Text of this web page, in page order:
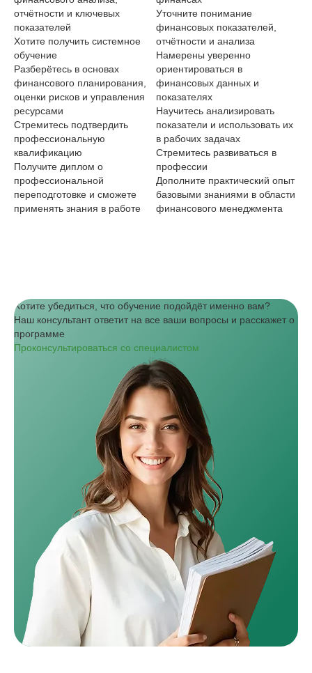
отчётности и ключевых
показателей
Хотите получить системное
обучение
Разберётесь в основах
финансового планирования,
оценки рисков и управления
ресурсами
Стремитесь подтвердить
профессиональную
квалификацию
Получите диплом о
профессиональной
переподготовке и сможете
применять знания в работе
Уточните понимание
финансовых показателей,
отчётности и анализа
Намерены уверенно
ориентироваться в
финансовых данных и
показателях
Научитесь анализировать
показатели и использовать их
в рабочих задачах
Стремитесь развиваться в
профессии
Дополните практический опыт
базовыми знаниями в области
финансового менеджмента
Хотите убедиться, что обучение подойдёт именно вам?
Наш консультант ответит на все ваши вопросы и расскажет о
программе
Проконсультироваться со специалистом